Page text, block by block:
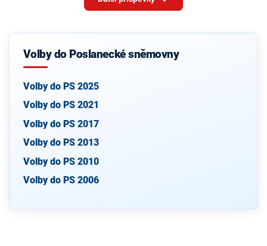
Volby do Poslanecké sněmovny
Volby do PS 2025
Volby do PS 2021
Volby do PS 2017
Volby do PS 2013
Volby do PS 2010
Volby do PS 2006